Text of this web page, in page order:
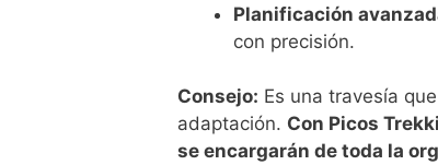
Planificación
con precisión.
Consejo: Es una travesía
adaptación. Con Picos
se encargarán de toda la